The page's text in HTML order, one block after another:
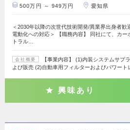
500万円 ～ 949万円 愛知県
＜2030年以降の次世代技術開発/異業界出身者歓
電動化への対応＞ 【職務内容】 同社にて、カー
トラル…
会社概要
【事業内容】 (1)内装システムサプ
よび販売 (2)自動車用フィルターおよびパワート
興味あり